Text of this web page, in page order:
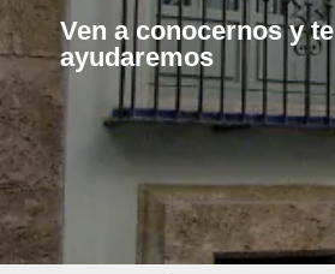
Ven a conocernos y te
ayudaremos